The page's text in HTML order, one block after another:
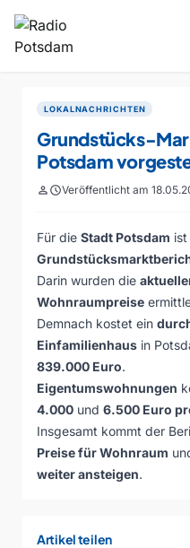
LOKALNACHRICHTEN
Grundstücks-
Potsdam
personscheduleVeröffentlicht am
Für die Stadt Potsdam
Darin wurden die
Wohnraumpreise
Demnach kostet ein
Einfamilienhaus in
839.000 Euro.
Eigentumswohnungen
4.000 und 6.500 Euro
Insgesamt kommt der
Preise für Wohnraum
weiter ansteigen.
Artikel teilen